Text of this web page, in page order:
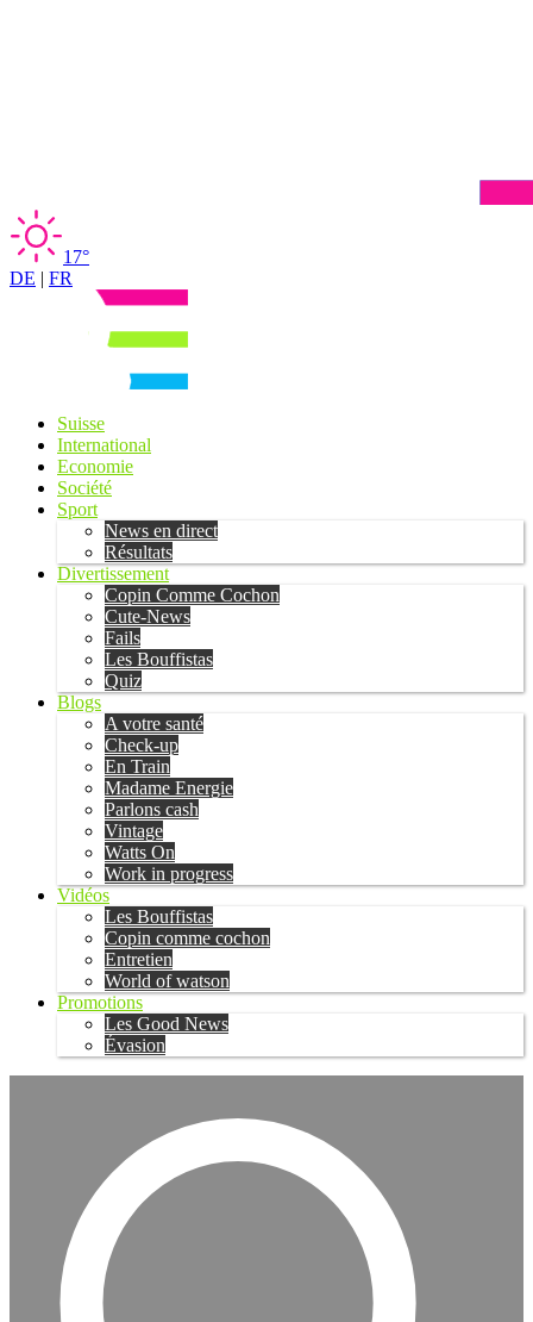
17°
DE | FR
Suisse
International
Economie
Société
Sport
News en direct
Résultats
Divertissement
Copin Comme Cochon
Cute-News
Fails
Les Bouffistas
Quiz
Blogs
A votre santé
Check-up
En Train
Madame Energie
Parlons cash
Vintage
Watts On
Work in progress
Vidéos
Les Bouffistas
Copin comme cochon
Entretien
World of watson
Promotions
Les Good News
Évasion